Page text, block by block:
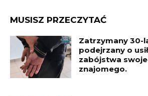
MUSISZ PRZECZYTAĆ
Zatrzymany 30-
podejrzany o
zabójstwa
znajomego.